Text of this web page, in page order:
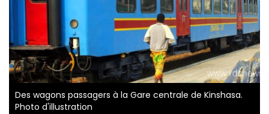
Des wagons passagers à la Gare centrale de Kinshasa.
Photo d'illustration